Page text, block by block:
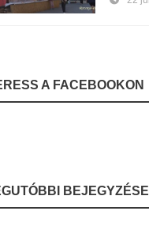
A FACEBOOKON